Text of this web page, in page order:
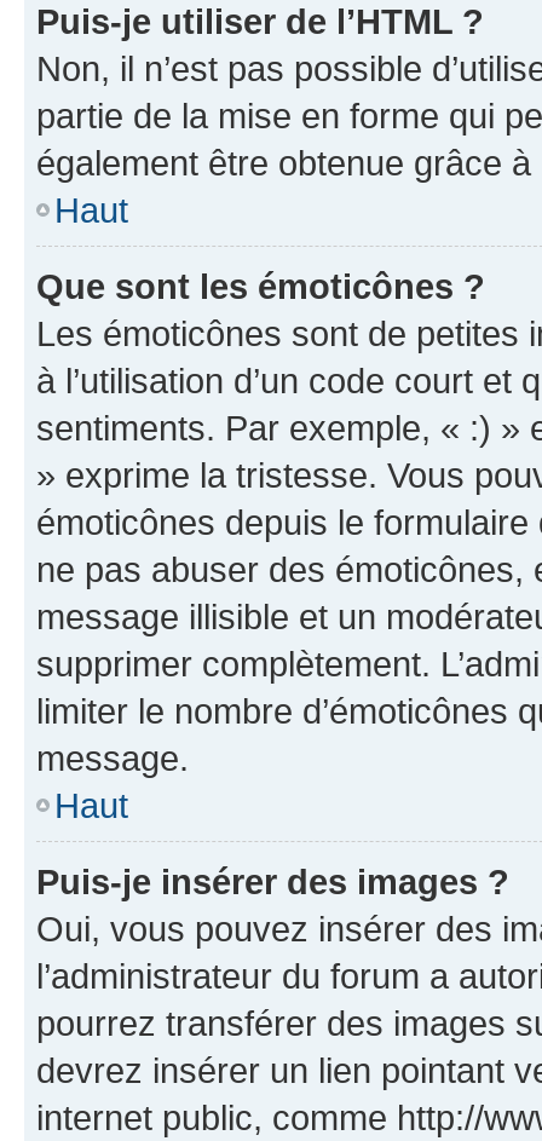
Puis-je utiliser de l’HTML ?
Non, il n’est pas possible
partie de la mise en forme qui
également être obtenue grâce à
Haut
Que sont les émoticônes ?
Les émoticônes sont de petites
à l’utilisation d’un code court et
sentiments. Par exemple, « :) »
» exprime la tristesse. Vous
émoticônes depuis le
ne pas abuser des
message illisible et un
supprimer complètement.
limiter le nombre d’émoticônes
message.
Haut
Puis-je insérer des images ?
Oui, vous pouvez insérer des
l’administrateur du forum a
pourrez transférer des images
devrez insérer un lien pointant
internet public, comme http://